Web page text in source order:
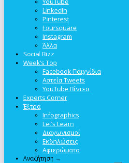
LinkedIn
Pinterest
Foursquare
Instagram
Άλλα
Social Bizz
Week’s Top
Facebook Παιχνίδια
Αστεία Tweets
YouTube Βίντεο
Experts Corner
Έξτρα
Infographics
Let’s Learn
Διαγωνισμοί
Εκδηλώσεις
Αφιερώματα
Αναζήτηση →